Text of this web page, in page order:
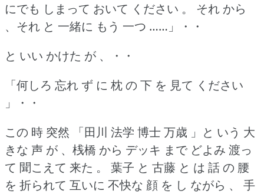
にでも しまって おいて ください 。
それ から
、それ と 一緒に もう 一つ ……」・・
と いい かけた が 、・・
「何しろ 忘れ ず に 枕 の 下 を 見て ください
」・・
この 時 突然 「田川 法学 博士 万歳 」と いう 大
きな 声 が 、桟橋 から デッキ まで どよみ 渡っ
て 聞こえて 来た 。
葉子 と 古藤 と は 話 の 腰
を 折られて 互いに 不快な 顔 を し ながら 、 手